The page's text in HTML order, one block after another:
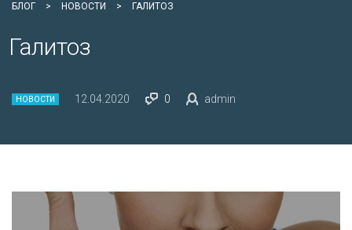
БЛОГ
> НОВОСТИ > ГАЛИТОЗ
Галитоз
НОВОСТИ 12.04.2020 0 admin